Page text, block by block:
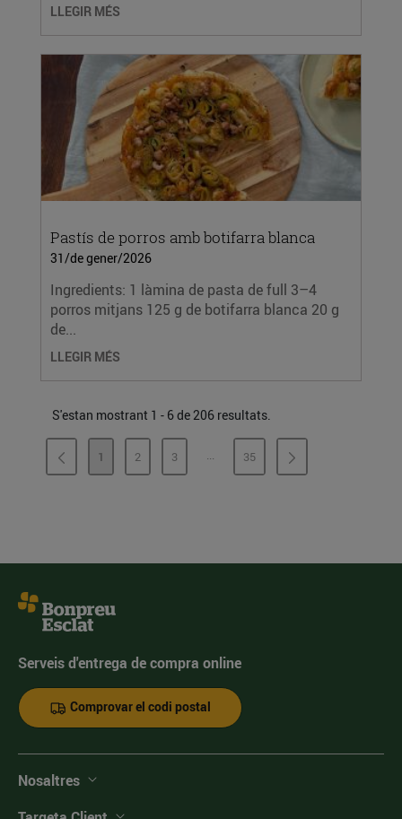
LLEGIR MÉS
Pastís de porros amb botifarra blanca
31/de gener/2026
Ingredients: 1 làmina de pasta de full 3–4
porros mitjans 125 g de botifarra blanca 20 g
de...
LLEGIR MÉS
S'estan mostrant 1 - 6 de 206 resultats.
PÀGINA
1 PÀGINA
2 PÀGINA
3 ...PÀGINES INTERMÈDIES
PÀGINA
35
Serveis d'entrega de compra online
Comprovar el codi postal
Nosaltres